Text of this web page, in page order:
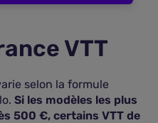
VTT
selon la formule
Si les modèles les plus
500 €, certains VTT de